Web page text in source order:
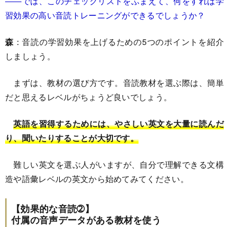
習効果の高い音読トレーニングができるでしょうか？
森：音読の学習効果を上げるための5つのポイントを紹介
しましょう。
まずは、教材の選び方です。音読教材を選ぶ際は、簡単
だと思えるレベルがちょうど良いでしょう。
英語を習得するためには、やさしい英文を大量に読んだ
り、聞いたりすることが大切です。
難しい英文を選ぶ人がいますが、自分で理解できる文構
造や語彙レベルの英文から始めてみてください。
【効果的な音読➁】
付属の音声データがある教材を使う